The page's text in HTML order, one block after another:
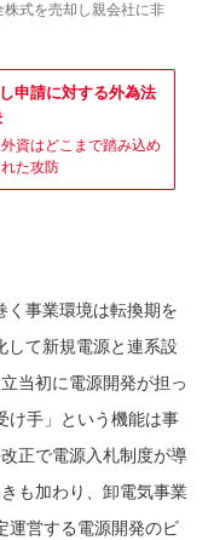
株式を売却し親会社に非
申請に対する外為法
資はどこまで踏み込め
た攻防
く事業環境は転換期を
して新規電源と連系設
当初に電源開発が担っ
け手」という機能は事
正で電源入札制度が導
も加わり、卸電気事業
運営する電源開発のビ